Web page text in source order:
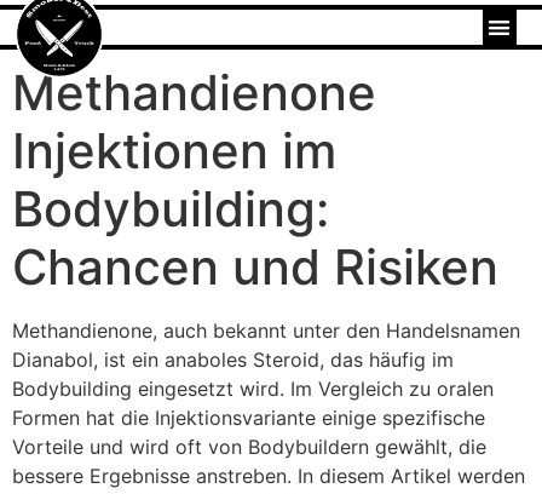
Methandienone
Injektionen im
Bodybuilding:
Chancen und Risiken
Methandienone, auch bekannt unter den Handelsnamen
Dianabol, ist ein anaboles Steroid, das häufig im
Bodybuilding eingesetzt wird. Im Vergleich zu oralen
Formen hat die Injektionsvariante einige spezifische
Vorteile und wird oft von Bodybuildern gewählt, die
bessere Ergebnisse anstreben. In diesem Artikel werden